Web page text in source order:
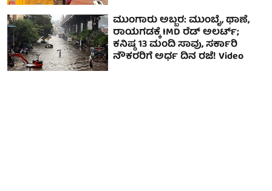
ಮುಂಗಾರು ಅಬ್ಬರ: ಮುಂಬೈ, ಥಾಣೆ,
ರಾಯಗಡಕ್ಕೆ IMD ರೆಡ್ ಅಲರ್ಟ್;
ಕನಿಷ್ಠ 13 ಮಂದಿ ಸಾವು, ಸರ್ಕಾರಿ
ನೌಕರರಿಗೆ ಅರ್ಧ ದಿನ ರಜೆ! Video